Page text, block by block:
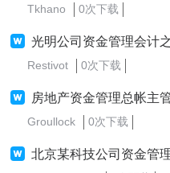
Tkhano 0次下载
光明公司资金管理会计
Restivot 0次下载
房地产资金管理总帐主
Groullock 0次下载
北京某科技公司资金管